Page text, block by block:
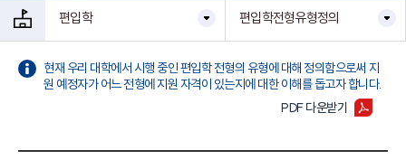
편입학 편입학전형유형정의
현재 우리 대학에서 시행 중인 편입학 전형의 유형에 대해 정의함으로써 지
원 예정자가 어느 전형에 지원 자격이 있는지에 대한 이해를 돕고자 합니다.
PDF 다운받기